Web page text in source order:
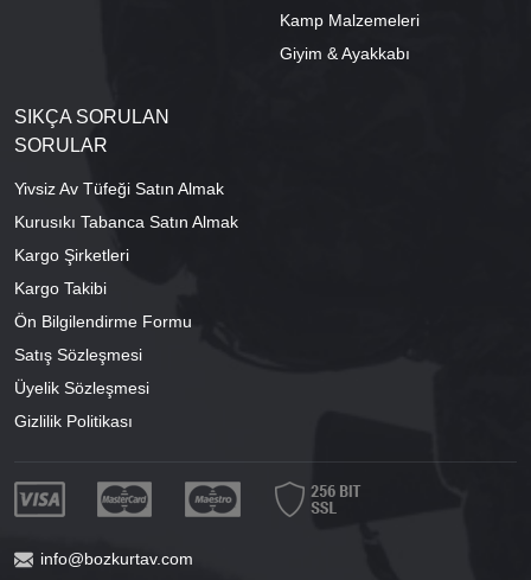
Kamp Malzemeleri
Giyim & Ayakkabı
SIKÇA SORULAN
SORULAR
Yivsiz Av Tüfeği Satın Almak
Kurusıkı Tabanca Satın Almak
Kargo Şirketleri
Kargo Takibi
Ön Bilgilendirme Formu
Satış Sözleşmesi
Üyelik Sözleşmesi
Gizlilik Politikası
info@bozkurtav.com